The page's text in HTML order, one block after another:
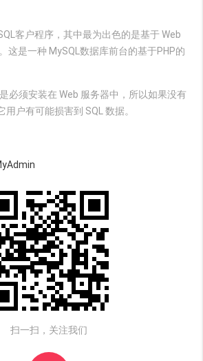
客户程序，其中最为出色的是基于 Web
这是一种 MySQL数据库前台的基于PHP的
必须安装在 Web 服务器中，所以如果没有
户有可能损害到 SQL 数据。
扫一扫，关注我们